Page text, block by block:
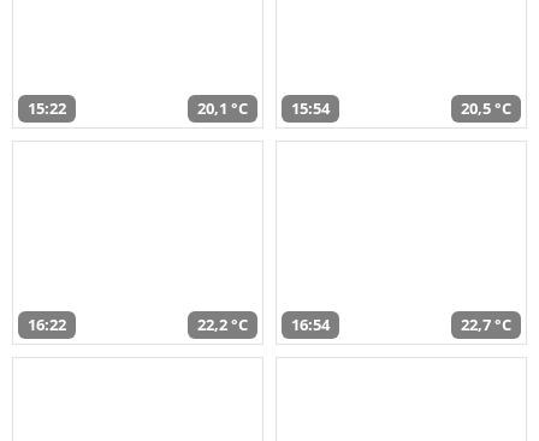
15:22 20,1 °C 15:54 20,5 °C
16:22 22,2 °C 16:54 22,7 °C